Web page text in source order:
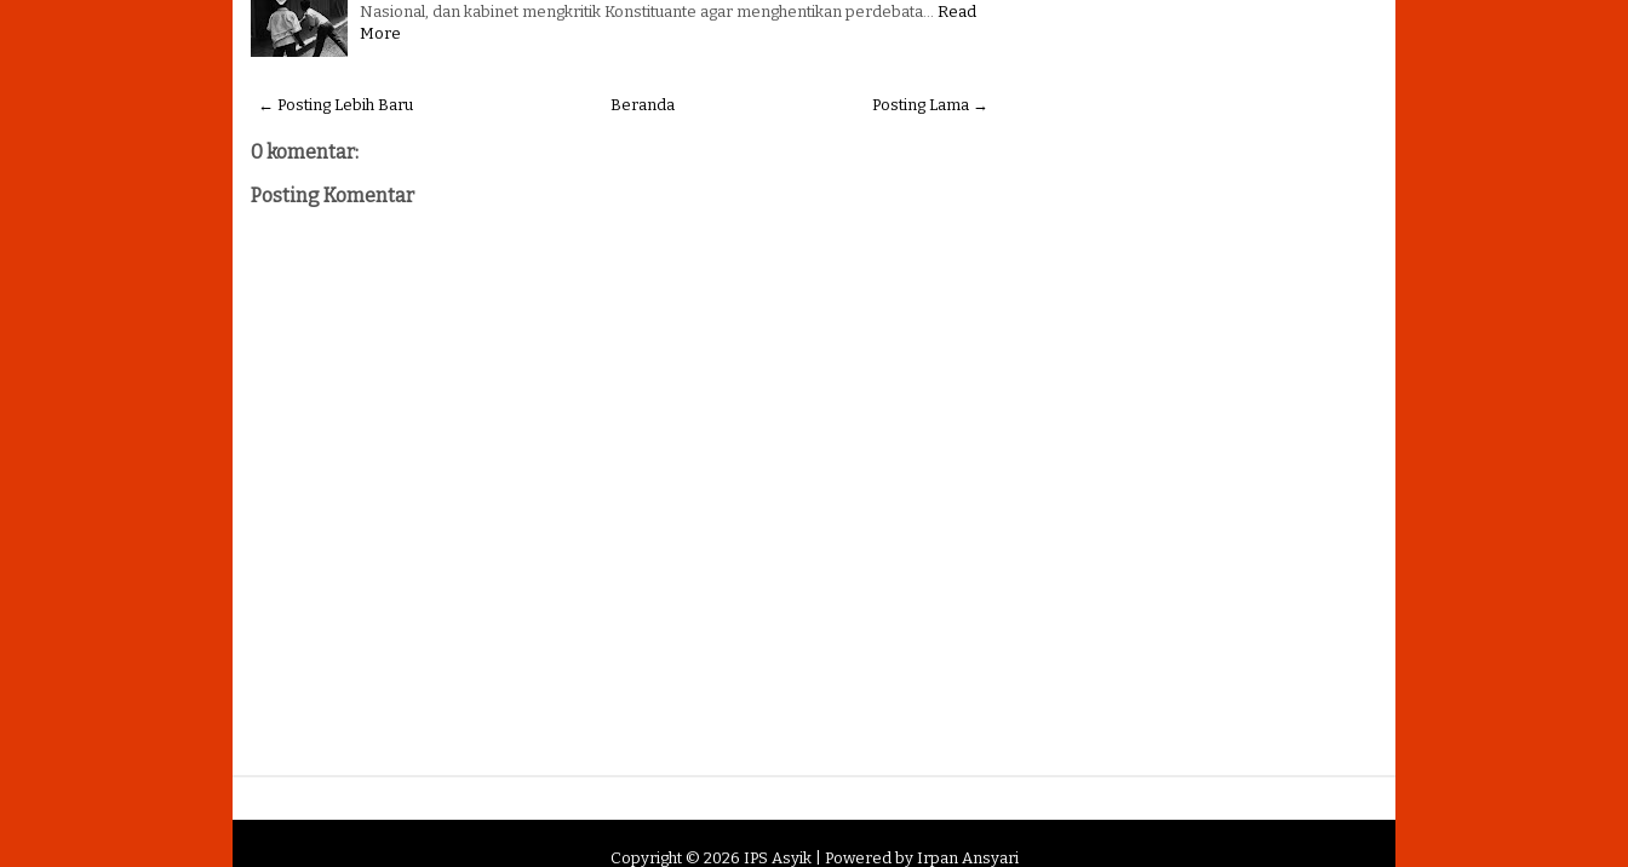
Nasional, dan kabinet mengkritik Konstituante agar menghentikan perdebata…
Read
More
← Posting Lebih Baru Posting Lama →
Beranda
0 komentar:
Posting Komentar
Copyright © 2026 IPS Asyik| Powered by Irpan Ansyari